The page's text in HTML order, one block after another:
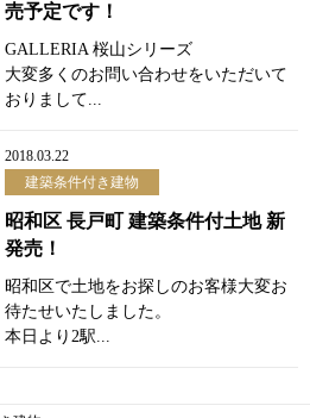
売予定です！
GALLERIA 桜山シリーズ
大変多くのお問い合わせをいただいて
おりまして...
2018.03.22
建築条件付き建物
昭和区 長戸町 建築条件付土地 新
発売！
昭和区で土地をお探しのお客様大変お
待たせいたしました。
本日より2駅...